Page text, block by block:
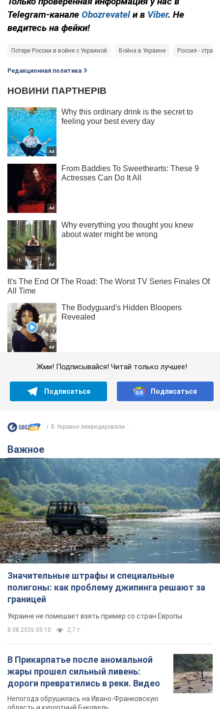
Telegram-канале Obozrevatelи в Viber. Не
ведитесь на фейки!
Потери России в войне с Украиной Война в Украине Россия -
Редакционная политика
Жми! Подписывайся! Читай только лучшее!
Подписаться Подписаться
В Украине ликвидировали...
Важное
Значительные штрафы и специальные
полигоны: как проблему джипинга решают за
границей
Украине не помешает взять пример со стран Европы
8.08.2026 05:10 2,7 т.
В Прикарпатье после аномальной
жары прошел сильный ливень:
дороги превратились в реки. Видео
Непогода обрушилась на Ивано-Франковскую